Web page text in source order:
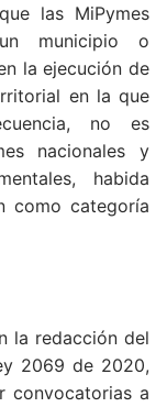
las MiPymes
municipio o
la ejecución de
en la que
no es
nacionales y
habida
como categoría
la redacción del
2069 de 2020,
convocatorias a